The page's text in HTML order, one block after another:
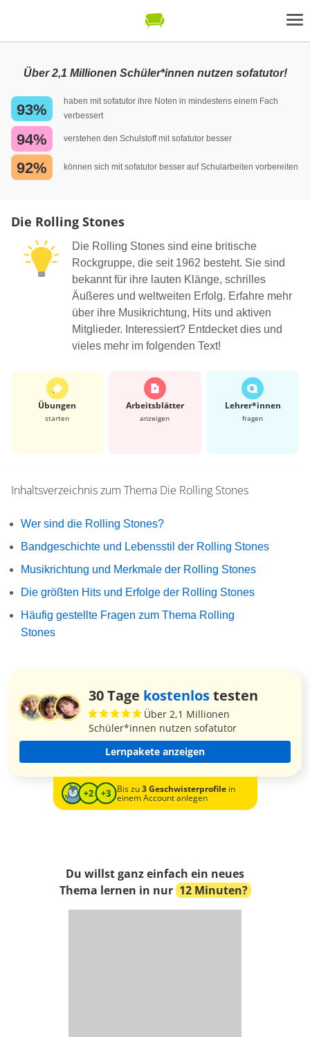
Über 2,1 Millionen Schüler*innen nutzen sofatutor!
93%
haben mit sofatutor ihre Noten in mindestens einem Fach
verbessert
94% verstehen den Schulstoff mit sofatutor besser
92% können sich mit sofatutor besser auf Schularbeiten vorbereiten
Die Rolling Stones
Die Rolling Stones sind eine britische
Rockgruppe, die seit 1962 besteht. Sie sind
bekannt für ihre lauten Klänge, schrilles
Äußeres und weltweiten Erfolg. Erfahre mehr
über ihre Musikrichtung, Hits und aktiven
Mitglieder. Interessiert? Entdecket dies und
vieles mehr im folgenden Text!
Übungen
starten
Arbeits­blätter
anzeigen
Lehrer*​innen
fragen
Inhaltsverzeichnis zum Thema Die Rolling Stones
Wer sind die Rolling Stones?
Bandgeschichte und Lebensstil der Rolling Stones
Musikrichtung und Merkmale der Rolling Stones
Die größten Hits und Erfolge der Rolling Stones
Häufig gestellte Fragen zum Thema Rolling
Stones
30 Tage kostenlostesten
Über 2,1 Millionen
Schüler*innen nutzen sofatutor
Lernpakete anzeigen
Bis zu3 Geschwisterprofilein
einem Account anlegen
Du willst ganz einfach ein neues
Thema lernen in nur 12 Minuten?